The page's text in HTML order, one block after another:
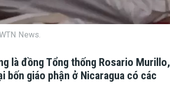
News.
là đồng Tổng thống Rosario Murillo,
giáo phận ở Nicaragua có các